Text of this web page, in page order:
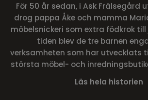
För 50 år sedan, i Ask Frälsegård
drog pappa Åke och mamma
möbelsnickeri som extra födkrok till
tiden blev de tre barnen
verksamheten som har utvecklats
största möbel- och
Läs hela historien